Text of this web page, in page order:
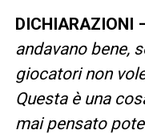
DICHIARAZIONI
andavano bene,
giocatori non
Questa è una
mai pensato